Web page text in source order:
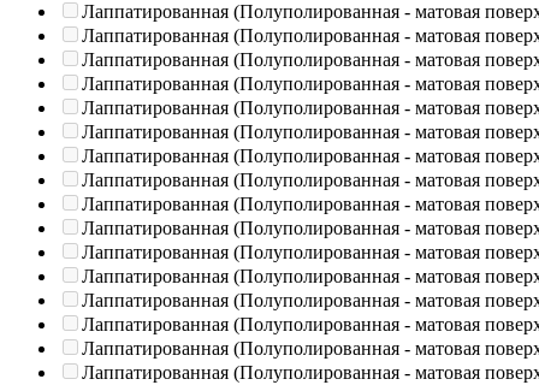
Лаппатированная (Полуполированная - матовая
Лаппатированная (Полуполированная - матовая
Лаппатированная (Полуполированная - матовая
Лаппатированная (Полуполированная - матовая
Лаппатированная (Полуполированная - матовая
Лаппатированная (Полуполированная - матовая
Лаппатированная (Полуполированная - матовая
Лаппатированная (Полуполированная - матовая
Лаппатированная (Полуполированная - матовая
Лаппатированная (Полуполированная - матовая
Лаппатированная (Полуполированная - матовая
Лаппатированная (Полуполированная - матовая
Лаппатированная (Полуполированная - матовая
Лаппатированная (Полуполированная - матовая
Лаппатированная (Полуполированная - матовая
Лаппатированная (Полуполированная - матовая